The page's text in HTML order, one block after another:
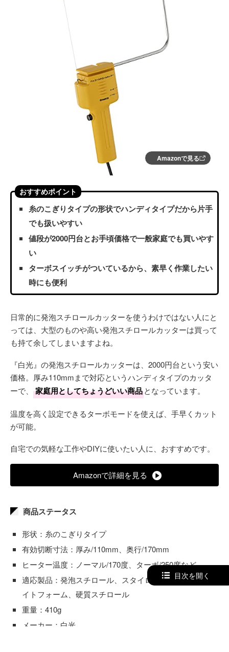
Amazonで見る
おすすめポイント
糸のこぎりタイプの形状でハンディタイプだから片手
でも扱いやすい
値段が2000円台とお手頃価格で一般家庭でも買いやす
い
ターボスイッチがついているから、素早く作業したい
時にも便利
日常的に発泡スチロールカッターを使うわけではない人にと
っては、大型のものや高い発泡スチロールカッターは買って
も持て余してしまいますよね。
『白光』の発泡スチロールカッターは、2000円台という安い
価格。厚み110mmまで対応というハンディタイプのカッタ
ーで、
家庭用としてちょうどいい商品となっています。
温度を高く設定できるターボモードを使えば、手早くカット
が可能。
自宅での気軽な工作やDIYに使いたい人に、おすすめです。
Amazonで詳細を見る
商品ステータス
形状：糸のこぎりタイプ
有効切断寸法：厚み/110mm、奥行/170mm
ヒーター温度：ノーマル/170度、ターボ/250度など
適応製品：発泡スチロール、スタイロフォーム、カネラ
イトフォーム、硬質スチロール
重量：410g
メーカー：白光
目次を開く